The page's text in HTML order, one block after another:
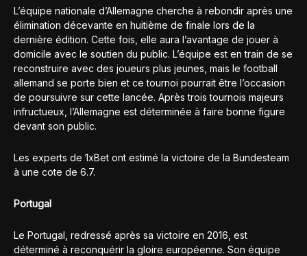
L’équipe nationale d’Allemagne cherche à rebondir après une
élimination décevante en huitième de finale lors de la
dernière édition. Cette fois, elle aura l’avantage de jouer à
domicile avec le soutien du public. L’équipe est en train de se
reconstruire avec des joueurs plus jeunes, mais le football
allemand se porte bien et ce tournoi pourrait être l’occasion
de poursuivre sur cette lancée. Après trois tournois majeurs
infructueux, l’Allemagne est déterminée à faire bonne figure
devant son public.
Les experts de 1xBet ont estimé la victoire de la Bundesteam
à une cote de 6.7.
Portugal
Le Portugal, redressé après sa victoire en 2016, est
déterminé à reconquérir la gloire européenne. Son équipe